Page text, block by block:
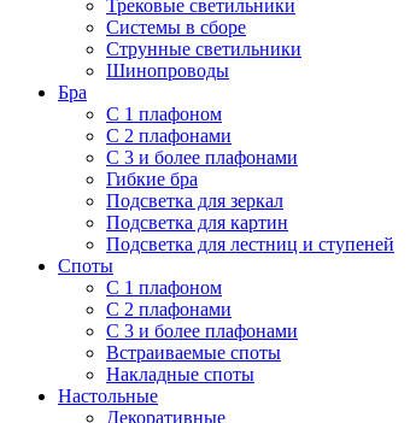
Трековые светильники
Системы в сборе
Струнные светильники
Шинопроводы
Бра
С 1 плафоном
С 2 плафонами
С 3 и более плафонами
Гибкие бра
Подсветка для зеркал
Подсветка для картин
Подсветка для лестниц и ступеней
Споты
С 1 плафоном
С 2 плафонами
С 3 и более плафонами
Встраиваемые споты
Накладные споты
Настольные
Декоративные